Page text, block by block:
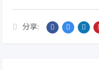
分享: